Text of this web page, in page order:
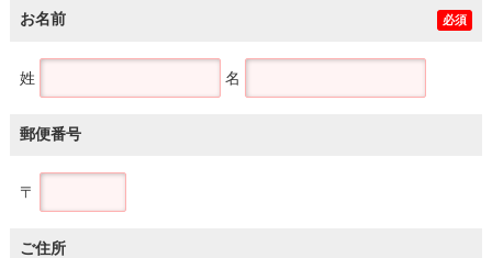
お名前 必須
姓 名
郵便番号
〒
ご住所